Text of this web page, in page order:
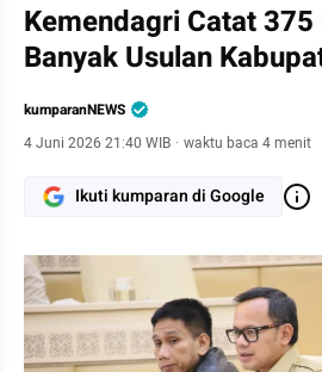
Kemendagri Catat 375
Banyak Usulan
kumparanNEWS
4 Juni 2026 21:40 WIB · waktu baca 4 menit
Ikuti kumparan di Google